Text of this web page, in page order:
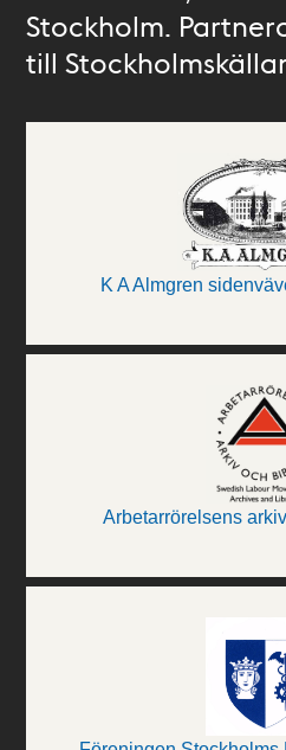
Stockholm.
till
K A Almgren
Arbetarrörelsens